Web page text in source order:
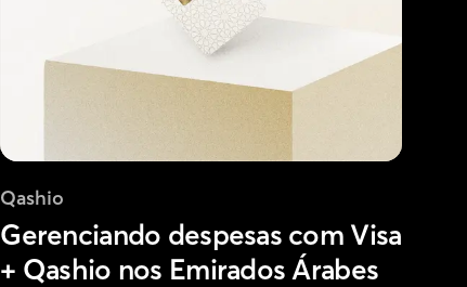
Qashio
Gerenciando despesas com Visa
+ Qashio nos Emirados Árabes